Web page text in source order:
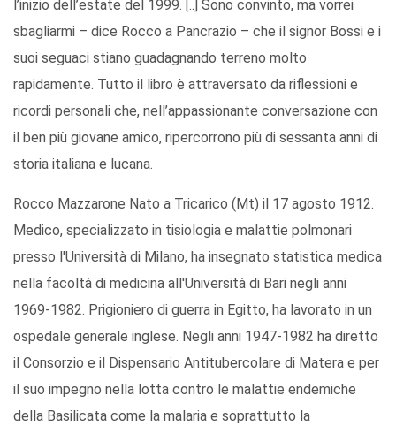
l’inizio dell’estate del 1999. [..] Sono convinto, ma vorrei
sbagliarmi – dice Rocco a Pancrazio – che il signor Bossi e i
suoi seguaci stiano guadagnando terreno molto
rapidamente. Tutto il libro è attraversato da riflessioni e
ricordi personali che, nell’appassionante conversazione con
il ben più giovane amico, ripercorrono più di sessanta anni di
storia italiana e lucana.
Rocco Mazzarone Nato a Tricarico (Mt) il 17 agosto 1912.
Medico, specializzato in tisiologia e malattie polmonari
presso l'Università di Milano, ha insegnato statistica medica
nella facoltà di medicina all'Università di Bari negli anni
1969-1982. Prigioniero di guerra in Egitto, ha lavorato in un
ospedale generale inglese. Negli anni 1947-1982 ha diretto
il Consorzio e il Dispensario Antitubercolare di Matera e per
il suo impegno nella lotta contro le malattie endemiche
della Basilicata come la malaria e soprattutto la